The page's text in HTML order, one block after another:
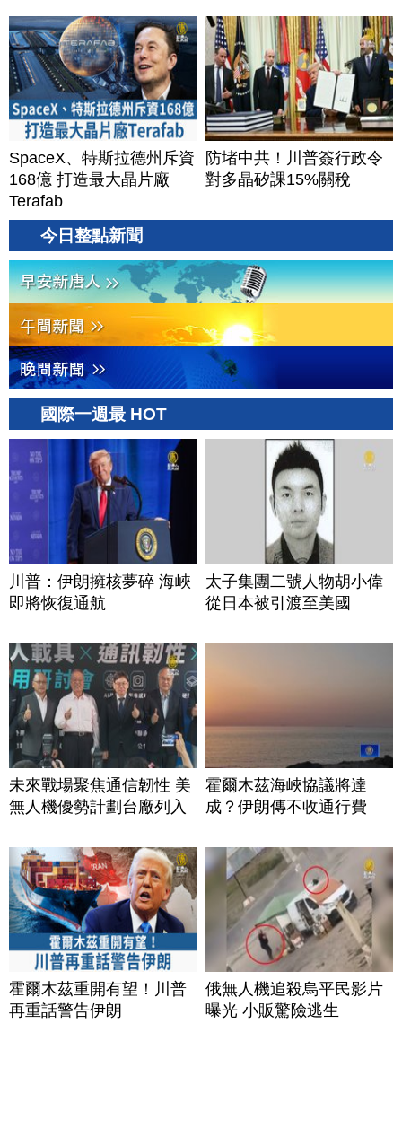
SpaceX、特斯拉德州斥資
168億 打造最大晶片廠
Terafab
防堵中共！川普簽行政令
對多晶矽課15%關稅
今日整點新聞
國際一週最 HOT
川普：伊朗擁核夢碎 海峽
即將恢復通航
太子集團二號人物胡小偉
從日本被引渡至美國
未來戰場聚焦通信韌性 美
無人機優勢計劃台廠列入
霍爾木茲海峽協議將達
成？伊朗傳不收通行費
霍爾木茲重開有望！川普
再重話警告伊朗
俄無人機追殺烏平民影片
曝光 小販驚險逃生